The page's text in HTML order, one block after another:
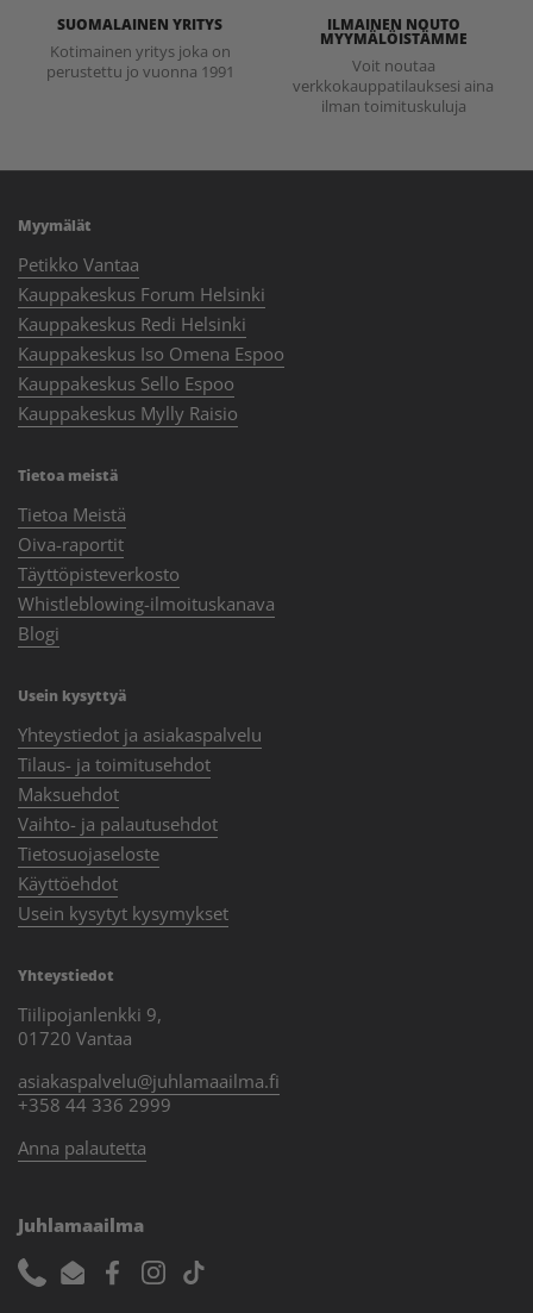
SUOMALAINEN YRITYS
Kotimainen yritys joka on
perustettu jo vuonna 1991
ILMAINEN NOUTO
MYYMÄLÖISTÄMME
Voit noutaa
verkkokauppatilauksesi aina
ilman toimituskuluja
Myymälät
Petikko Vantaa
Kauppakeskus Forum Helsinki
Kauppakeskus Redi Helsinki
Kauppakeskus Iso Omena Espoo
Kauppakeskus Sello Espoo
Kauppakeskus Mylly Raisio
Tietoa meistä
Tietoa Meistä
Oiva-raportit
Täyttöpisteverkosto
Whistleblowing-ilmoituskanava
Blogi
Usein kysyttyä
Yhteystiedot ja asiakaspalvelu
Tilaus- ja toimitusehdot
Maksuehdot
Vaihto- ja palautusehdot
Tietosuojaseloste
Käyttöehdot
Usein kysytyt kysymykset
Yhteystiedot
Tiilipojanlenkki 9,
01720 Vantaa
asiakaspalvelu@juhlamaailma.fi
+358 44 336 2999
Anna palautetta
Juhlamaailma
PhoneEmailFacebook
Instagram
TikTok